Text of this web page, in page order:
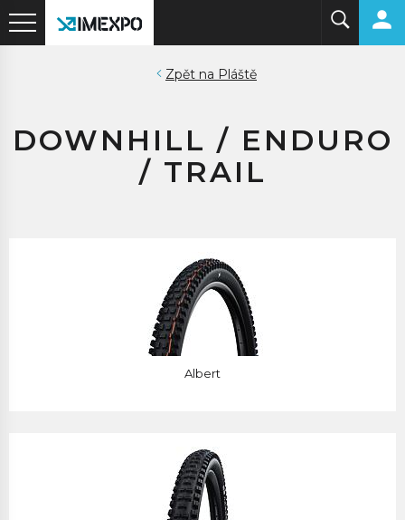
Pláště
DOWNHILL / ENDURO
/ TRAIL
Albert